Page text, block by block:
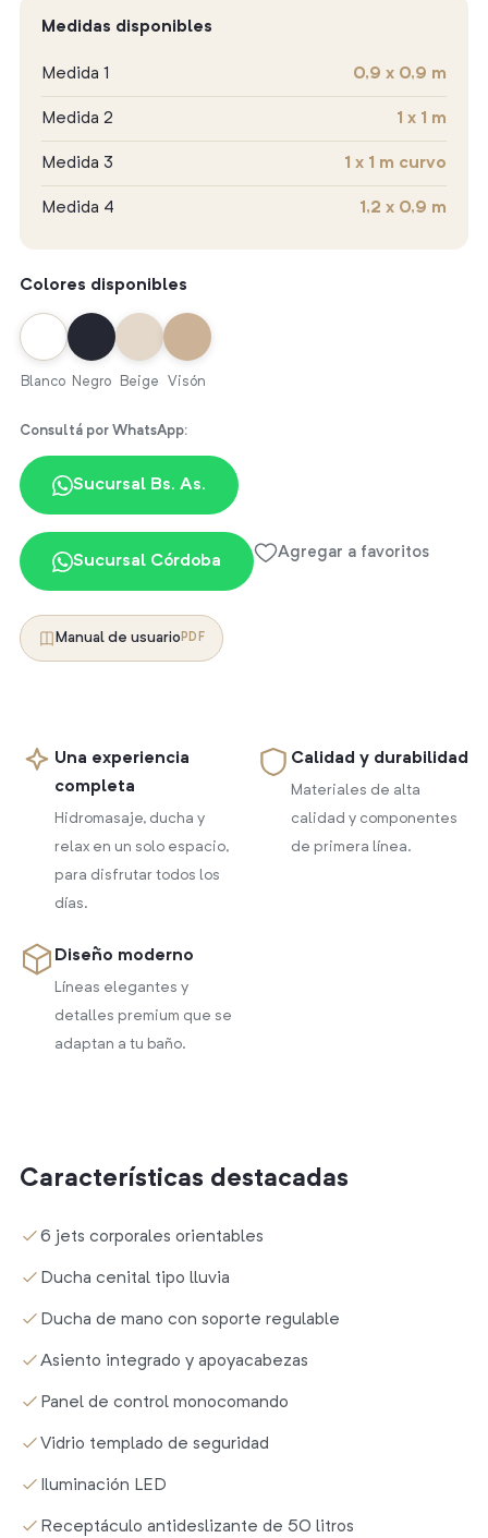
Medidas disponibles
Medida 1 0,9 x 0,9 m
Medida 2 1 x 1 m
Medida 3 1 x 1 m curvo
Medida 4 1,2 x 0,9 m
Colores disponibles
Blanco Negro Beige Visón
Consultá por WhatsApp:
Sucursal Bs. As.
Sucursal Córdoba Agregar a favoritos
Manual de usuario PDF
Una experiencia
completa
Hidromasaje, ducha y
relax en un solo espacio,
para disfrutar todos los
días.
Calidad y durabilidad
Materiales de alta
calidad y componentes
de primera línea.
Diseño moderno
Líneas elegantes y
detalles premium que se
adaptan a tu baño.
Características destacadas
6 jets corporales orientables
Ducha cenital tipo lluvia
Ducha de mano con soporte regulable
Asiento integrado y apoyacabezas
Panel de control monocomando
Vidrio templado de seguridad
Iluminación LED
Receptáculo antideslizante de 50 litros